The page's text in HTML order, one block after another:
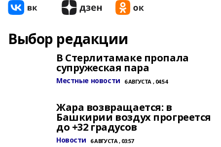
Выбор редакции
В Стерлитамаке пропала
супружеская пара
Местные новости 6 АВГУСТА , 04:54
Жара возвращается: в
Башкирии воздух прогреется
до +32 градусов
Новости 6 АВГУСТА , 03:57